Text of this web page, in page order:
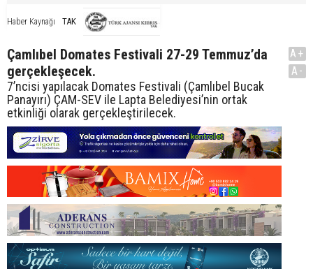
Haber Kaynağı TAK
Çamlıbel Domates Festivali 27-29 Temmuz’da
gerçekleşecek.
7’ncisi yapılacak Domates Festivali (Çamlıbel Bucak
Panayırı) ÇAM-SEV ile Lapta Belediyesi’nin ortak
etkinliği olarak gerçekleştirilecek.
A+
A-